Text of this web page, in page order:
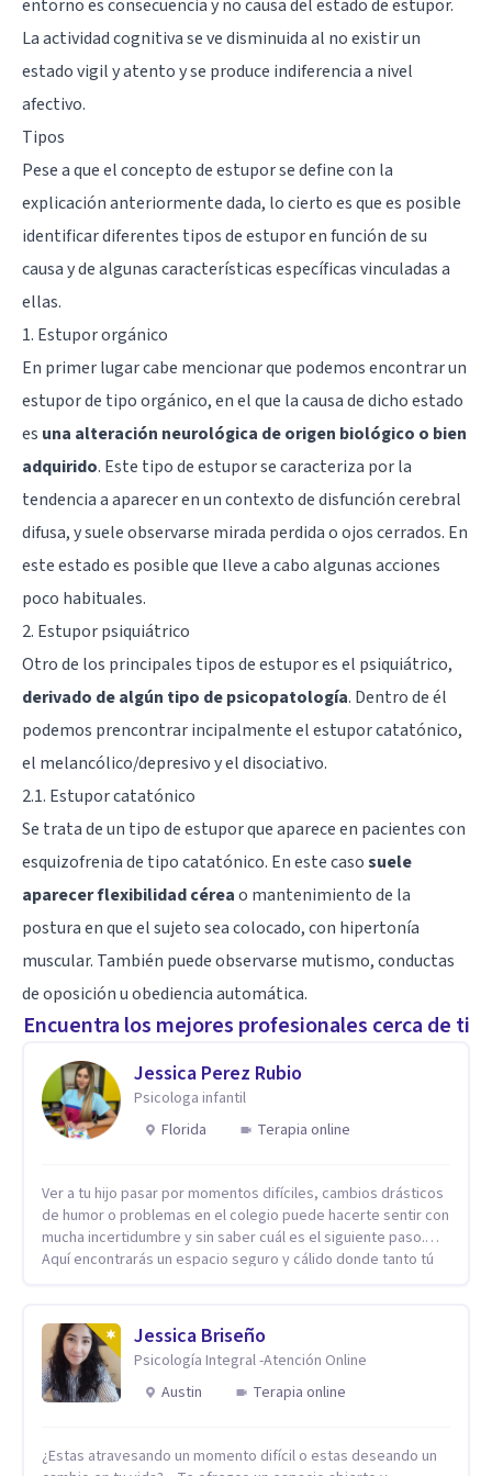
entorno es consecuencia y no causa del estado de estupor.
La actividad cognitiva se ve disminuida al no existir un
estado vigil y atento y se produce indiferencia a nivel
afectivo.
Tipos
Pese a que el concepto de estupor se define con la
explicación anteriormente dada, lo cierto es que es posible
identificar diferentes tipos de estupor en función de su
causa y de algunas características específicas vinculadas a
ellas.
1. Estupor orgánico
En primer lugar cabe mencionar que podemos encontrar un
estupor de tipo orgánico, en el que la causa de dicho estado
es una alteración neurológica de origen biológico o bien
adquirido. Este tipo de estupor se caracteriza por la
tendencia a aparecer en un contexto de disfunción cerebral
difusa, y suele observarse mirada perdida o ojos cerrados. En
este estado es posible que lleve a cabo algunas acciones
poco habituales.
2. Estupor psiquiátrico
Otro de los principales tipos de estupor es el psiquiátrico,
derivado de algún tipo de psicopatología. Dentro de él
podemos prencontrar incipalmente el estupor catatónico,
el melancólico/depresivo y el disociativo.
2.1. Estupor catatónico
Se trata de un tipo de estupor que aparece en pacientes con
esquizofrenia de tipo catatónico. En este casosuele
aparecer flexibilidad céreao mantenimiento de la
postura en que el sujeto sea colocado, con hipertonía
muscular. También puede observarse mutismo, conductas
de oposición u obediencia automática.
Encuentra los mejores profesionales cerca de ti
Jessica Perez Rubio
Psicologa infantil
Florida
Terapia online
Ver a tu hijo pasar por momentos difíciles, cambios drásticos
de humor o problemas en el colegio puede hacerte sentir con
mucha incertidumbre y sin saber cuál es el siguiente paso.
Aquí encontrarás un espacio seguro y cálido donde tanto tú
casa. Me especializo en guiar a familias a través de
herramientas prácticas y dinámicas adaptadas a la edad de
cada menor, dejando de lado las etiquetas y los tecnicismos.
Mi forma de trabajar se centra en entender las emociones
fortaleciendo la comunicación entre ustedes. Acompaño a
Jessica Briseño
Psicología Integral -Atención Online
Austin
Terapia online
¿Estas atravesando un momento difícil o estas deseando un